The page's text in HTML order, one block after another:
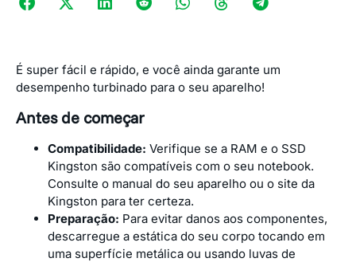
É super fácil e rápido, e você ainda garante um
desempenho turbinado para o seu aparelho!
Antes de começar
Compatibilidade: Verifique se a RAM e o SSD
Kingston são compatíveis com o seu notebook.
Consulte o manual do seu aparelho ou o site da
Kingston para ter certeza.
Preparação: Para evitar danos aos componentes,
descarregue a estática do seu corpo tocando em
uma superfície metálica ou usando luvas de